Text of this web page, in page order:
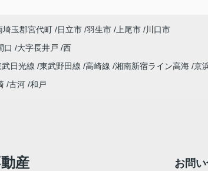
埼玉郡宮代町 日立市 羽生市 上尾市
川口市
口 大字長井戸 西
武日光線 東武野田線 高崎線 湘南新宿ライン高海 京
古河 和戸
産 お問